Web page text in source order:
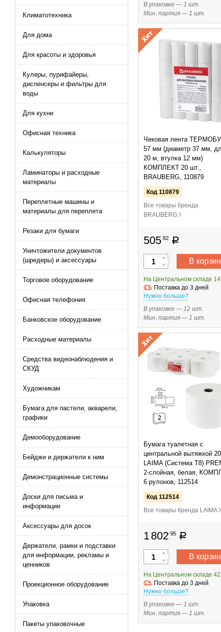
В упаковке — 1 шт.
Мин. партия — 1 шт.
Чековая лента
57 мм (диаметр 37 мм,
20 м, втулка 12 мм)
КОМПЛЕКТ 20 шт.,
BRAUBERG, 110879
Код 110879
Все товары бренда
BRAUBERG
505 82 руб
В
На Центральном складе
Поставка до 3 дней
Нужно больше?
В упаковке — 12 шт.
Мин. партия — 1 шт.
Бумага туалетная с
центральной вытяжкой
LAIMA (Система T8)
2-слойная, белая,
6 рулонов, 112514
Код 112514
Все товары бренда LAIMA
1802 95 руб
В
На Центральном складе
Поставка до 3 дней
Нужно больше?
В упаковке — 1 шт.
Мин. партия — 1 шт.
Климатотехника
Для дома
Для красоты и здоровья
Кулеры, пурифайеры,
диспенсеры и фильтры для
воды
Для кухни
Офисная техника
Калькуляторы
Ламинаторы и расходные
материалы
Переплетные машины и
материалы для переплета
Резаки для бумаги
Уничтожители документов
(шредеры) и аксессуары
Торговое оборудование
Офисная телефония
Банковское оборудование
Расходные материалы
Средства видеонаблюдения и
СКУД
Художникам
Бумага для пастели, акварели,
графики
Демооборудование
Бейджи и держатели к ним
Демонстрационные системы
Доски для письма и
информации
Аксессуары для досок
Держатели, рамки и подставки
для информации, рекламы и
ценников
Проекционное оборудование
Упаковка
Пакеты упаковочные